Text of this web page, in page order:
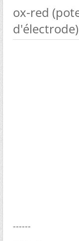
ox-red
d'électrode)
------